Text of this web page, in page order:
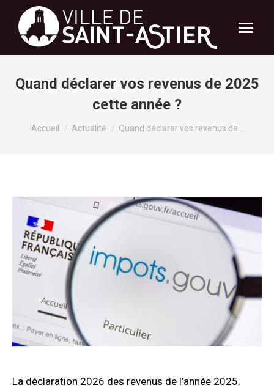
Quand déclarer vos revenus de 2025
cette année ?
Vous êtes ici :
Accueil Actualité Quand déclarer vos revenus de…
La déclaration 2026 des revenus de l’année 2025,